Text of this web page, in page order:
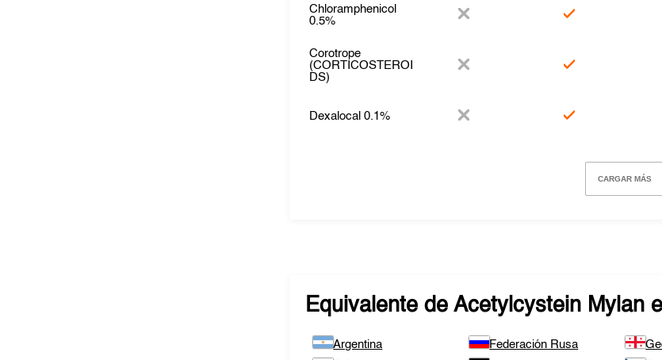
Chloramphenicol
0.5%
Corotrope
(CORTICOSTEROI
DS)
Dexalocal 0.1%
CARGAR MÁS
Equivalente deAcetylcystein Mylan
Argentina Federación Rusa